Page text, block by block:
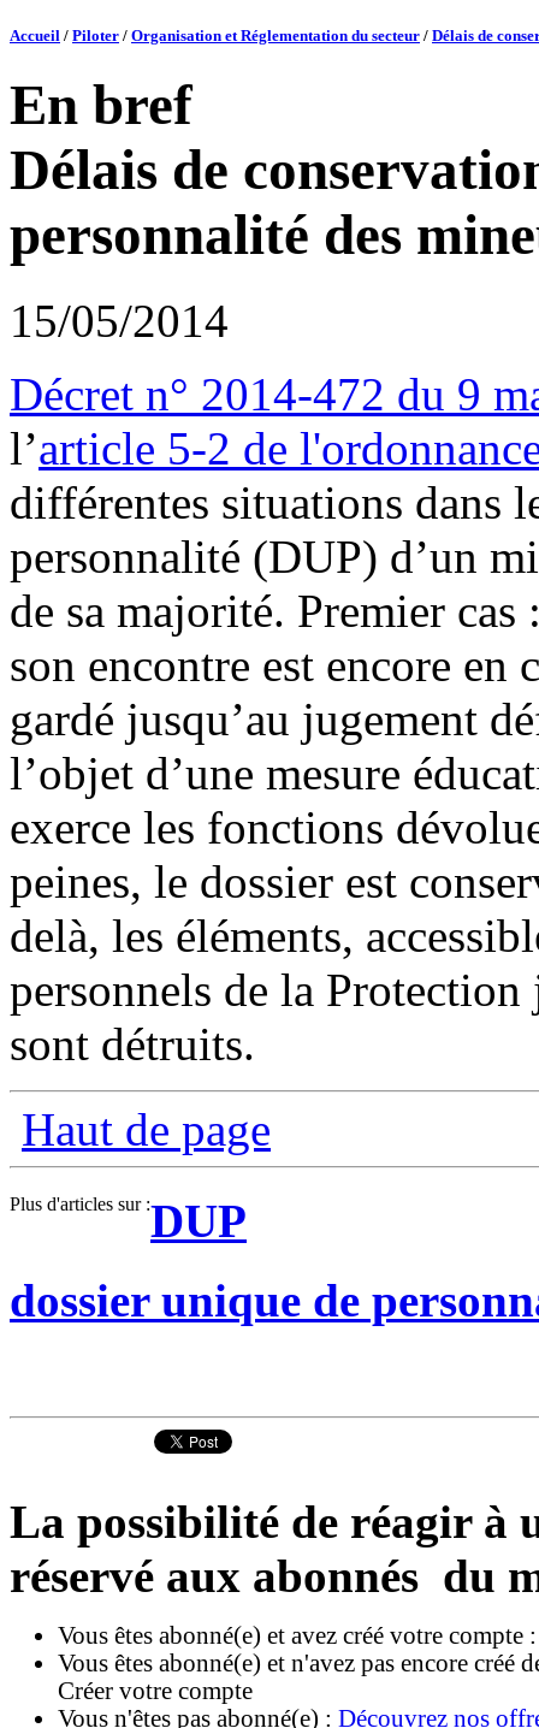
Accueil / Piloter / Organisation et Réglementation du secteur / Délais de
En bref
Délais de
personnalité des
15/05/2014
Décret n° 2014-472 du 9
l’article 5-2 de
différentes situations dans
personnalité (DUP) d’un
de sa majorité. Premier
son encontre est encore en
gardé jusqu’au jugement
l’objet d’une mesure
exerce les fonctions
peines, le dossier est
delà, les éléments,
personnels de la Protection
sont détruits.
Haut de page
Plus d'articles sur :DUP
dossier unique de
La possibilité de réagir à
réservé aux abonnés du
Vous êtes abonné(e) et avez créé votre compte
Vous êtes abonné(e) et n'avez pas encore créé
Créer votre compte
Vous n'êtes pas abonné(e) : Découvrez nos